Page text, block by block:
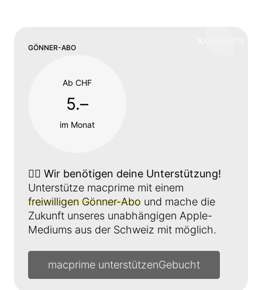
GÖNNER-ABO
Ab CHF
5.–
im Monat
👉🏼 Wir benötigen deine Unterstützung!
Unterstütze macprime mit einem
freiwilligen Gönner-Abo und mache die
Zukunft unseres unabhängigen Apple-
Mediums aus der Schweiz mit möglich.
macprime unterstützen